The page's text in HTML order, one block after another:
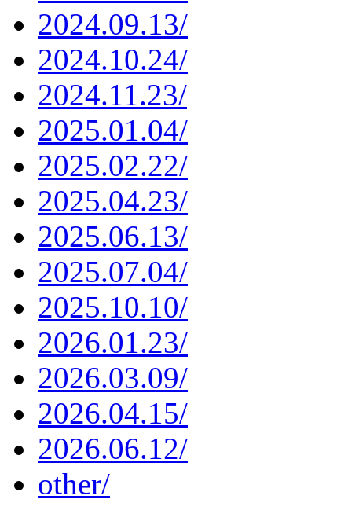
2024.09.13/
2024.10.24/
2024.11.23/
2025.01.04/
2025.02.22/
2025.04.23/
2025.06.13/
2025.07.04/
2025.10.10/
2026.01.23/
2026.03.09/
2026.04.15/
2026.06.12/
other/